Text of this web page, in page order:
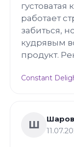
работает
забиться,
кудрявым
продукт.
Constant
Ш